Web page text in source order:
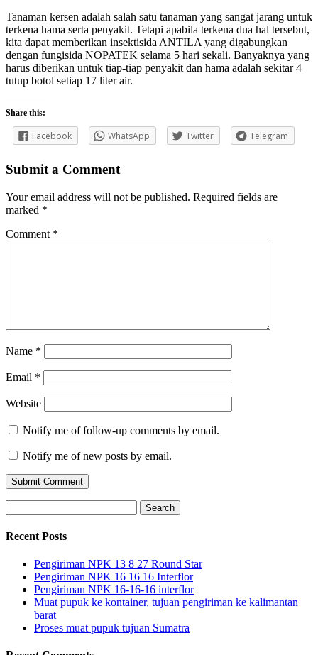
Tanaman kersen adalah salah satu tanaman yang sangat jarang untuk
terkena hama serta penyakit. Tetapi apabila terkena dua hal tersebut,
kita dapat memberikan insektisida ANTILA yang digabungkan
dengan fungisida NOPATEK selama 5 hari sekali. Banyaknya yang
harus diberikan untuk tiap-tiap penyakit dan hama adalah sekitar 4
tutup botol setiap 17 liter air.
Share this:
Facebook WhatsApp Twitter Telegram
Submit a Comment
Your email address will not be published. Required fields are
marked *
Comment *
Name *
Email *
Website
Notify me of follow-up comments by email.
Notify me of new posts by email.
for:
Recent Posts
Pengiriman NPK 13 8 27 Round Star
Pengiriman NPK 16 16 16 Interflor
Pengiriman NPK 16-16-16 interflor
Muat pupuk ke kontainer, tujuan pengiriman ke kalimantan
barat
Proses muat pupuk tujuan Sumatra